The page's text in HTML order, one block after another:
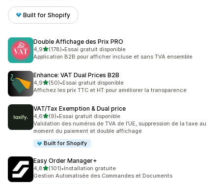
Built for Shopify
Double Affichage des Prix PRO
4,9étoile(s) sur 5
(178)
178 avis au total
•Essai gratuit disponible
Application B2B pour afficher incluse et sans TVA ensemble
Enhance: VAT Dual Prices B2B
4,9étoile(s) sur 5
(50)
50 avis au total
•Essai gratuit disponible
Affichez les prix TTC et HT pour améliorer la transparence
VAT/Tax Exemption & Dual price
4,6étoile(s) sur 5
(9)
9 avis au total
•Essai gratuit disponible
Validation des numéros de TVA de l’UE, suppression de la taxe au
moment du paiement et double affichage
Built for Shopify
Easy Order Manager+
4,8étoile(s) sur 5
(101)
101 avis au total
•Installation gratuite
Gestion Automatisée des Commandes et Documents